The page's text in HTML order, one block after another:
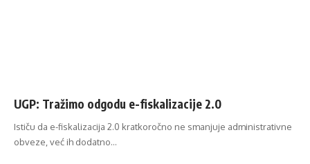
UGP: Tražimo odgodu e-fiskalizacije 2.0
Ističu da e-fiskalizacija 2.0 kratkoročno ne smanjuje administrativne
obveze, već ih dodatno…